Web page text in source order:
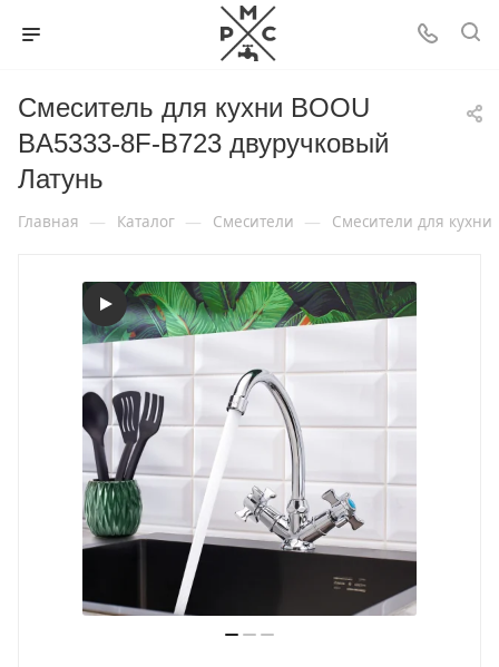
Смеситель для кухни BOOU
BA5333-8F-B723 двуручковый
Латунь
Главная — Каталог — Смесители — Смесители для кухни